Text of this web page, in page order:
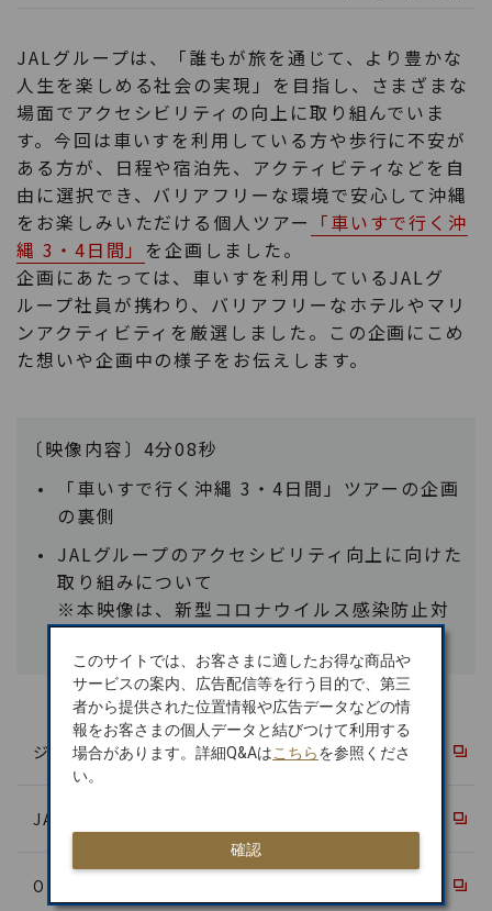
JALグループは、「誰もが旅を通じて、より豊かな
人生を楽しめる社会の実現」を目指し、さまざまな
場面でアクセシビリティの向上に取り組んでいま
す。今回は車いすを利用している方や歩行に不安が
ある方が、日程や宿泊先、アクティビティなどを自
由に選択でき、バリアフリーな環境で安心して沖縄
をお楽しみいただける個人ツアー 「車いすで行く沖
縄 3・4日間」 を企画しました。
企画にあたっては、車いすを利用しているJALグ
ループ社員が携わり、バリアフリーなホテルやマリ
ンアクティビティを厳選しました。この企画にこめ
た想いや企画中の様子をお伝えします。
〔映像内容〕4分08秒
「車いすで行く沖縄 3・4日間」ツアーの企画
の裏側
JALグループのアクセシビリティ向上に向けた
取り組みについて
※本映像は、新型コロナウイルス感染防止対
策を講じたうえで撮影をしています。
ジャルパック
JALサンライト
OnTrip JAL
このサイトでは、お客さまに適したお得な商品や
サービスの案内、広告配信等を行う目的で、第三
者から提供された位置情報や広告データなどの情
報をお客さまの個人データと結びつけて利用する
場合があります。詳細Q&Aはこちらを参照くださ
い。
確認